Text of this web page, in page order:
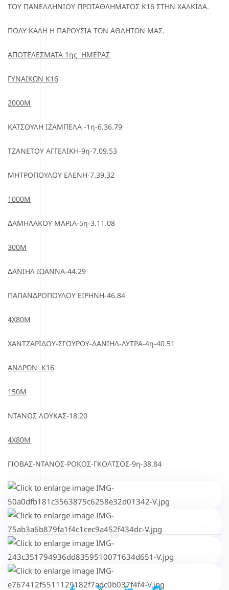
ΤΟΥ ΠΑΝΕΛΛΗΝΙΟΥ ΠΡΩΤΑΘΛΗΜΑΤΟΣ Κ16 ΣΤΗΝ ΧΑΛΚΙΔΑ.
ΠΟΛΥ ΚΑΛΗ Η ΠΑΡΟΥΣΙΑ ΤΩΝ ΑΘΛΗΤΩΝ ΜΑΣ.
ΑΠΟΤΕΛΕΣΜΑΤΑ 1ης ΗΜΕΡΑΣ
ΓΥΝΑΙΚΩΝ Κ16
2000Μ
ΚΑΤΣΟΥΛΗ ΙΖΑΜΠΕΛΑ -1η-6.36.79
ΤΖΑΝΕΤΟΥ ΑΓΓΕΛΙΚΗ-9η-7.09.53
ΜΗΤΡΟΠΟΥΛΟΥ ΕΛΕΝΗ-7.39.32
1000Μ
ΔΑΜΗΛΑΚΟΥ ΜΑΡΙΑ-5η-3.11.08
300Μ
ΔΑΝΙΗΛ ΙΩΑΝΝΑ-44.29
ΠΑΠΑΝΔΡΟΠΟΥΛΟΥ ΕΙΡΗΝΗ-46.84
4Χ80Μ
ΧΑΝΤΖΑΡΙΔΟΥ-ΣΓΟΥΡΟΥ-ΔΑΝΙΗΛ-ΛΥΤΡΑ-4η-40.51
ΑΝΔΡΩΝ Κ16
150Μ
ΝΤΑΝΟΣ ΛΟΥΚΑΣ-18.20
4Χ80Μ
ΓΙΟΒΑΣ-ΝΤΑΝΟΣ-ΡΟΚΟΣ-ΓΚΟΛΤΣΟΣ-9η-38.84